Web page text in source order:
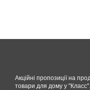
Акційні пропозиції на
товари для дому у